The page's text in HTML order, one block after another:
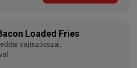
Loaded Fries
sajtszósszal,